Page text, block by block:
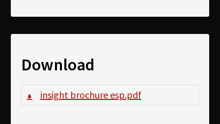
Download
insight brochure esp.pdf